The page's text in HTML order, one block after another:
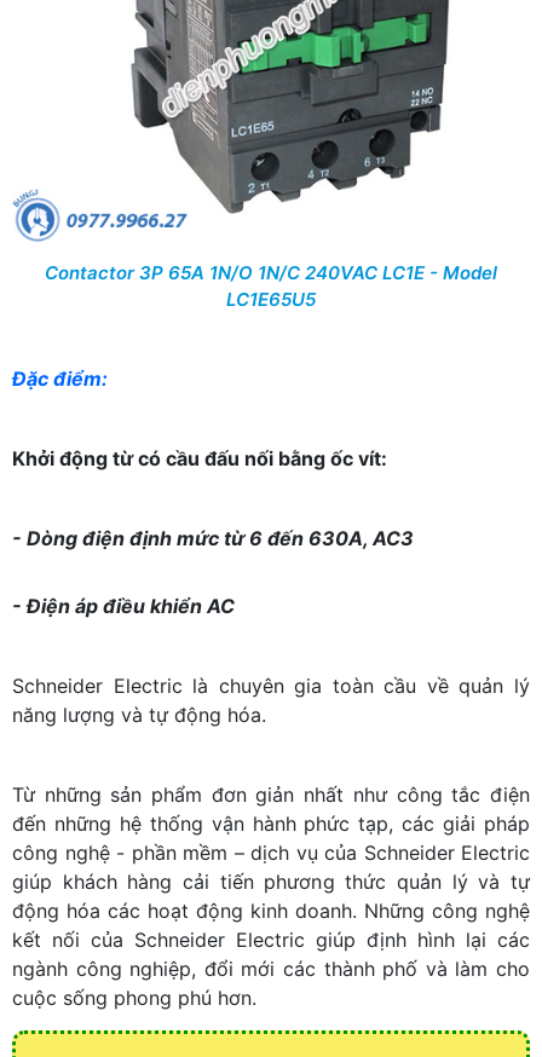
Contactor 3P 65A 1N/O 1N/C 240VAC LC1E - Model
LC1E65U5
Đặc điểm:
Khởi động từ có cầu đấu nối bằng ốc vít:
- Dòng điện định mức từ 6 đến 630A, AC3
- Điện áp điều khiển AC
Schneider Electric là chuyên gia toàn cầu về quản lý
năng lượng và tự động hóa.
Từ những sản phẩm đơn giản nhất như công tắc điện
đến những hệ thống vận hành phức tạp, các giải pháp
công nghệ - phần mềm – dịch vụ của Schneider Electric
giúp khách hàng cải tiến phương thức quản lý và tự
động hóa các hoạt động kinh doanh. Những công nghệ
kết nối của Schneider Electric giúp định hình lại các
ngành công nghiệp, đổi mới các thành phố và làm cho
cuộc sống phong phú hơn.